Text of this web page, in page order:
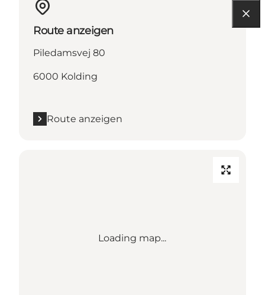
Route anzeigen
Piledamsvej 80
6000 Kolding
Route anzeigen
Loading map...